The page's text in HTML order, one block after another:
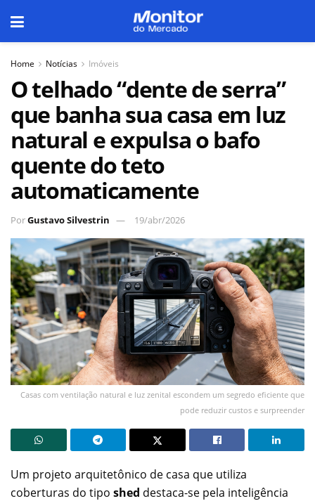
Home Notícias Imóveis
O telhado “dente de serra”
que banha sua casa em luz
natural e expulsa o bafo
quente do teto
automaticamente
PorGustavo Silvestrin 19/abr/2026
Casas com ventilação natural e luz zenital escondem um segredo eficiente que
pode reduzir custos e surpreender
Um projeto arquitetônico de casa que utiliza
coberturas do tipo shed destaca-se pela inteligência